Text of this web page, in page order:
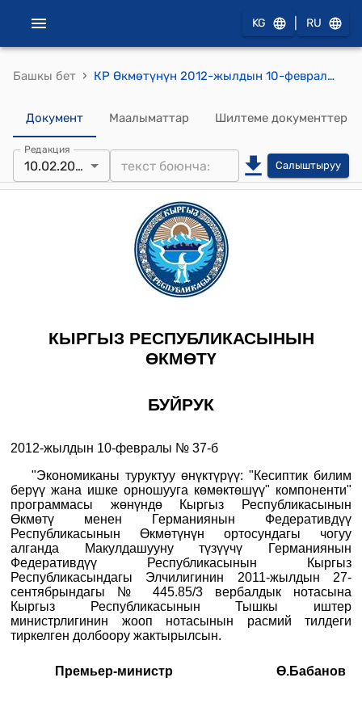
KG RU
Башкы бет › КР Өкмөтүнүн 2012-жылдын 10-февралындагы № 37-б ("Экономиканы туруктуу өнүктүрүү: "Кесиптик билим берүү жана ишке орношууга көмөктөшүү" компоненти" программасы жөнүндө Кыргыз Республикасынын Өкмөтү менен Германиянын Федеративдүү Республикасынын Өкмөтүнүн ортосундагы чогуу алганда Макулдашууну түзүүчү Германиянын Федеративдүү Республикасынын Кыргыз Республикасындагы Элчилигинин 2011-жылдын 27-сентябрындагы № 445.85/3 вербалдык нотасына Кыргыз Республикасынын Тышкы иштер министрлигинин жооп нотасынын долбоору жактыруу боюнча) буйругу
Документ Маалыматтар Шилтеме документтер
Редакция
10.02.2012 Салыштыруу